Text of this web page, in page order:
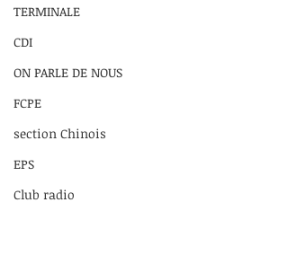
TERMINALE
CDI
ON PARLE DE NOUS
FCPE
section Chinois
EPS
Club radio